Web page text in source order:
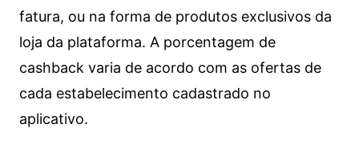
fatura, ou na forma de produtos exclusivos da
loja da plataforma. A porcentagem de
cashback varia de acordo com as ofertas de
cada estabelecimento cadastrado no
aplicativo.